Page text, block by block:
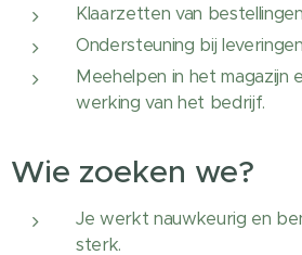
Klaarzetten van
Ondersteuning bij
Meehelpen in het magazijn
werking van het bedrijf.
Wie zoeken we?
Je werkt nauwkeurig en
sterk.